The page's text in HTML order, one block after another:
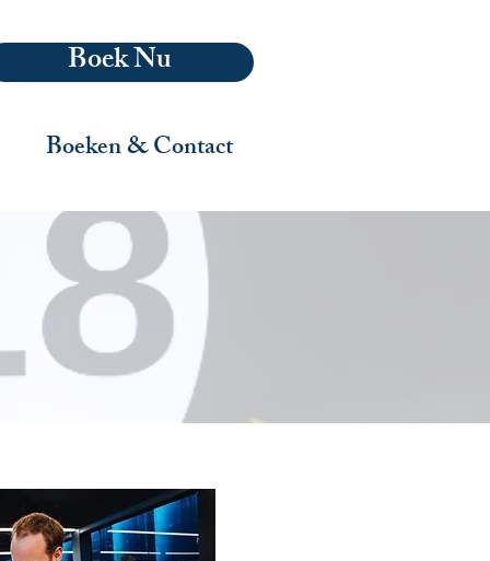
Boek Nu
Boeken & Contact